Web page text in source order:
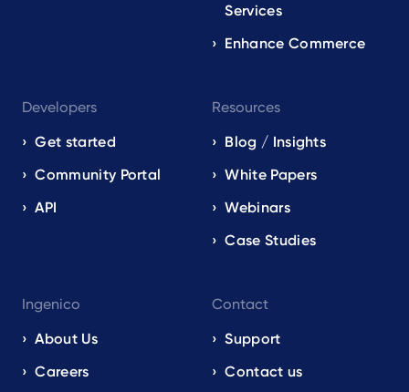
Services
Enhance Commerce
Developers
Get started
Community Portal
API
Resources
Blog / Insights
White Papers
Webinars
Case Studies
Ingenico
About Us
Careers
Contact
Support
Contact us